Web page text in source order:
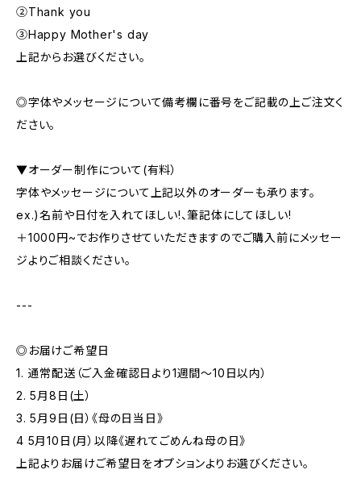
②Thank you
③Happy Mother's day
上記からお選びください。
◎字体やメッセージについて備考欄に番号をご記載の上ご注文く
ださい。
▼オーダー制作について(有料）
字体やメッセージについて上記以外のオーダーも承ります。
ex.)名前や日付を入れてほしい!、筆記体にしてほしい!
＋1000円~でお作りさせていただきますのでご購入前にメッセー
ジよりご相談ください。
---
◎お届けご希望日
1. 通常配送（ご入金確認日より1週間～10日以内）
2. 5月8日(土）
3. 5月9日(日）《母の日当日》
4 5月10日(月）以降《遅れてごめんね母の日》
上記よりお届けご希望日をオプションよりお選びください。